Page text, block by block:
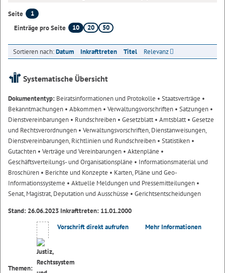
Seite
1
Einträge pro Seite
10 20 50
Sortieren nach:Datum Inkrafttreten Titel Relevanz
Systematische Übersicht
Dokumententyp: Beiratsinformationen und Protokolle • Staatsverträge •
Bekanntmachungen • Abkommen • Verwaltungsvorschriften • Satzungen •
Dienstvereinbarungen • Rundschreiben • Gesetzblatt• Amtsblatt• Gesetze
und Rechtsverordnungen • Verwaltungsvorschriften, Dienstanweisungen,
Dienstvereinbarungen, Richtlinien und Rundschreiben • Statistiken •
Gutachten • Verträge und Vereinbarungen • Aktenpläne •
Geschäftsverteilungs- und Organisationspläne • Informationsmaterial und
Broschüren • Berichte und Konzepte • Karten, Pläne und Geo-
Informationssysteme • Aktuelle Meldungen und Pressemitteilungen •
Senat, Magistrat, Deputation und Ausschüsse • Gerichtsentscheidungen
Stand: 26.06.2023 Inkrafttreten: 11.01.2000
Themen:
Vorschrift direkt aufrufen Mehr Informationen